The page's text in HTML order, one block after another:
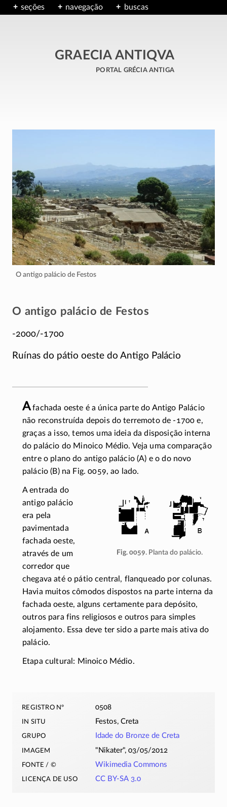
seções navegação buscas
GRAECIA ANTIQVA
portal grécia antiga
O antigo palácio de Festos
O antigo palácio de Festos
-2000/-1700
Ruínas do pátio oeste do Antigo Palácio
Afachada oeste é a única parte do Antigo Palácio
não reconstruída depois do terremoto de -1700 e,
graças a isso, temos uma ideia da disposição interna
do palácio do Minoico Médio. Veja uma comparação
entre o plano do antigo palácio (A) e o do novo
palácio (B) na Fig. 0059, ao lado.
Fig. 0059. Planta do palácio.
A entrada do
antigo palácio
era pela
pavimentada
fachada oeste,
através de um
corredor que
chegava até o pátio central, flanqueado por colunas.
Havia muitos cômodos dispostos na parte interna da
fachada oeste, alguns certamente para depósito,
outros para fins religiosos e outros para simples
alojamento. Essa deve ter sido a parte mais ativa do
palácio.
Etapa cultural: Minoico Médio.
registro nº 0508
in situ Festos, Creta
grupo Idade do Bronze de Creta
imagem Nikater , 03/05/2012
fonte / © Wikimedia Commons
licença de uso CC BY-SA 3.0